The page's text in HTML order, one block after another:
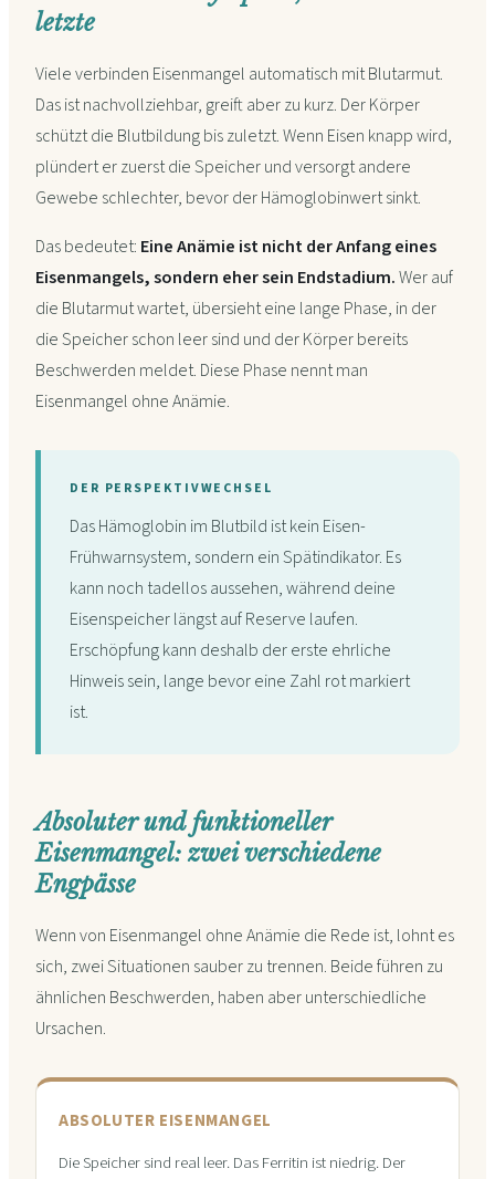
letzte
Viele verbinden Eisenmangel automatisch mit Blutarmut.
Das ist nachvollziehbar, greift aber zu kurz. Der Körper
schützt die Blutbildung bis zuletzt. Wenn Eisen knapp wird,
plündert er zuerst die Speicher und versorgt andere
Gewebe schlechter, bevor der Hämoglobinwert sinkt.
Das bedeutet: Eine Anämie ist nicht der Anfang eines
Eisenmangels, sondern eher sein Endstadium.Wer auf
die Blutarmut wartet, übersieht eine lange Phase, in der
die Speicher schon leer sind und der Körper bereits
Beschwerden meldet. Diese Phase nennt man
Eisenmangel ohne Anämie.
DER PERSPEKTIVWECHSEL
Das Hämoglobin im Blutbild ist kein Eisen-
Frühwarnsystem, sondern ein Spätindikator. Es
kann noch tadellos aussehen, während deine
Eisenspeicher längst auf Reserve laufen.
Erschöpfung kann deshalb der erste ehrliche
Hinweis sein, lange bevor eine Zahl rot markiert
ist.
Absoluter und funktioneller
Eisenmangel: zwei verschiedene
Engpässe
Wenn von Eisenmangel ohne Anämie die Rede ist, lohnt es
sich, zwei Situationen sauber zu trennen. Beide führen zu
ähnlichen Beschwerden, haben aber unterschiedliche
Ursachen.
ABSOLUTER EISENMANGEL
Die Speicher sind real leer. Das Ferritin ist niedrig. Der